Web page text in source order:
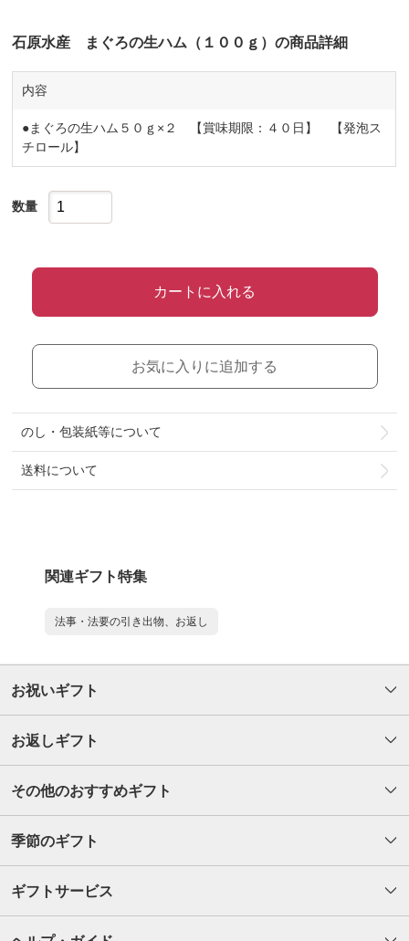
石原水産 まぐろの生ハム（１００ｇ）の商品詳細
内容
●まぐろの生ハム５０ｇ×２ 【賞味期限：４０日】 【発泡ス
チロール】
数量
カートに入れる
お気に入りに追加する
のし・包装紙等について
送料について
関連ギフト特集
法事・法要の引き出物、お返し
お祝いギフト
お返しギフト
その他のおすすめギフト
季節のギフト
ギフトサービス